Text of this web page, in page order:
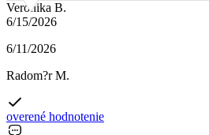
Veronika B.
6/15/2026
6/11/2026
Radom?r M.
overené hodnotenie